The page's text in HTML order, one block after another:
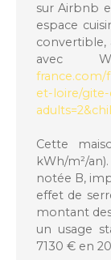
sur Airbnb
espace
convertible,
et-loire/gite-
Cette
kWh/m²/
notée B,
effet de
montant
un usage
7130 € en